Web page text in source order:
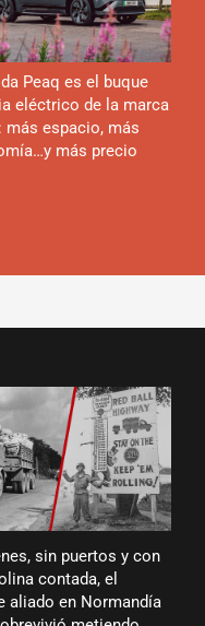
Peaq es el buque
eléctrico de la marca
más espacio, más
más precio
sin puertos y con
contada, el
aliado en Normandía